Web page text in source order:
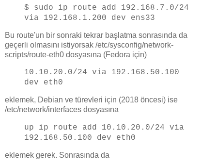
$ sudo ip route add 192.168.7.0/24
via 192.168.1.200 dev ens33
Bu route'un bir sonraki tekrar başlatma sonrasında da
geçerli olmasını istiyorsak /etc/sysconfig/network-
scripts/route-eth0 dosyasına (Fedora için)
10.10.20.0/24 via 192.168.50.100
dev eth0
eklemek, Debian ve türevleri için (2018 öncesi) ise
/etc/network/interfaces dosyasına
up ip route add 10.10.20.0/24 via
192.168.50.100 dev eth0
eklemek gerek. Sonrasında da